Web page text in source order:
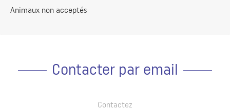
Animaux non acceptés
Contacter par email
Contactez